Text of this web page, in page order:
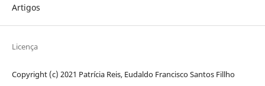
Artigos
Licença
Copyright (c) 2021 Patrícia Reis, Eudaldo Francisco Santos Fillho